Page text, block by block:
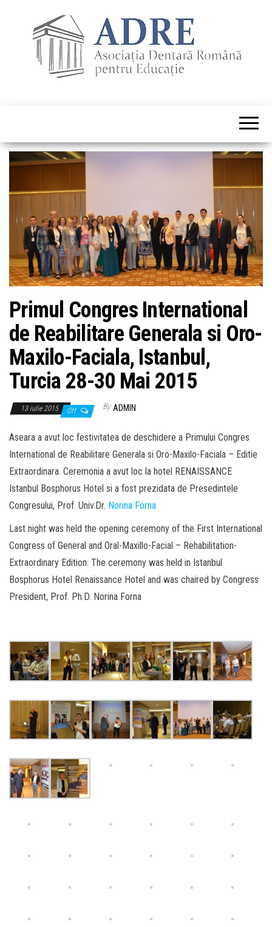
Primul Congres International
de Reabilitare Generala si Oro-
Maxilo-Faciala, Istanbul,
Turcia 28-30 Mai 2015
13 iulie 2015 Off By ADMIN
Aseara a avut loc festivitatea de deschidere a Primului Congres
International de Reabilitare Generala si Oro-Maxilo-Faciala – Editie
Extraordinara. Ceremonia a avut loc la hotel RENAISSANCE
Istanbul Bosphorus Hotel si a fost prezidata de Presedintele
Congresului, Prof. Univ.Dr. Norina Forna
Last night was held the opening ceremony of the First International
Congress of General and Oral-Maxillo-Facial – Rehabilitation-
Extraordinary Edition. The ceremony was held in Istanbul
Bosphorus Hotel Renaissance Hotel and was chaired by Congress
President, Prof. Ph.D. Norina Forna